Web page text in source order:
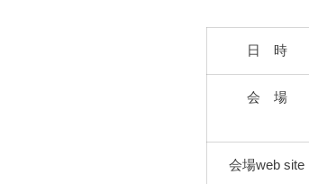
日 時
会 場
会場web site